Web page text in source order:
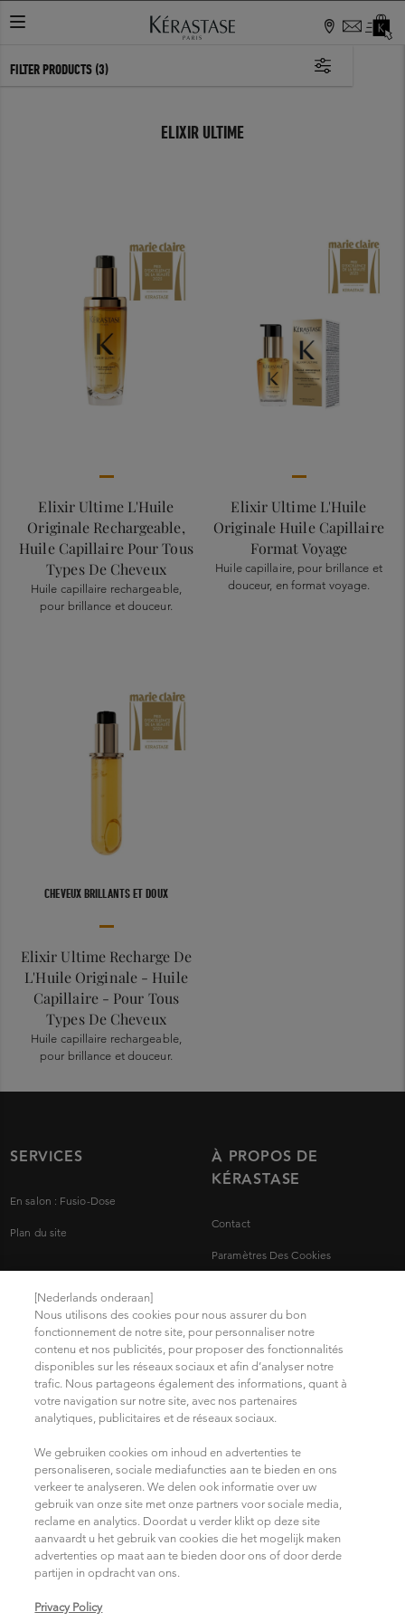
TOGGLE NAVIGATION
FILTER PRODUCTS (3)
ELIXIR ULTIME
Elixir Ultime L'Huile
Originale Rechargeable,
Huile Capillaire Pour Tous
Types De Cheveux
Huile capillaire rechargeable,
pour brillance et douceur.
Elixir Ultime L'Huile
Originale Huile Capillaire
Format Voyage
Huile capillaire, pour brillance et
douceur, en format voyage.
CHEVEUX BRILLANTS ET DOUX
Elixir Ultime Recharge De
L'Huile Originale - Huile
Capillaire - Pour Tous
Types De Cheveux
Huile capillaire rechargeable,
pour brillance et douceur.
SERVICES
En salon : Fusio-Dose
Plan du site
À PROPOS DE
KÉRASTASE
Contact
Paramètres Des Cookies
Politique de confidentialité
Trouvez votre salon
Conditions d'Utilisation
NOUS REJOINDRE SUR LES RÉSEAUX SOCIAUX
[Nederlands onderaan]
Nous utilisons des cookies pour nous assurer du bon
fonctionnement de notre site, pour personnaliser notre
contenu et nos publicités, pour proposer des fonctionnalités
disponibles sur les réseaux sociaux et afin d’analyser notre
trafic. Nous partageons également des informations, quant à
votre navigation sur notre site, avec nos partenaires
analytiques, publicitaires et de réseaux sociaux.
We gebruiken cookies om inhoud en advertenties te
personaliseren, sociale mediafuncties aan te bieden en ons
verkeer te analyseren. We delen ook informatie over uw
gebruik van onze site met onze partners voor sociale media,
reclame en analytics. Doordat u verder klikt op deze site
aanvaardt u het gebruik van cookies die het mogelijk maken
advertenties op maat aan te bieden door ons of door derde
partijen in opdracht van ons.
Privacy Policy